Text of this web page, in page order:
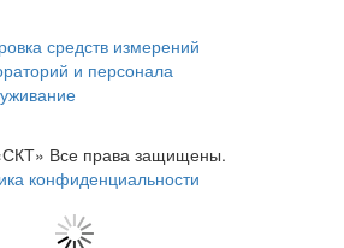
средств измерений
и персонала
Все права защищены.
конфиденциальности